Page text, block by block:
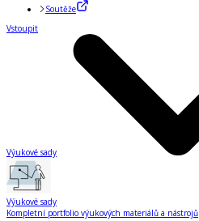
Soutěže
Vstoupit
Výukové sady
Výukové sady
Kompletní portfolio výukových materiálů a nástrojů